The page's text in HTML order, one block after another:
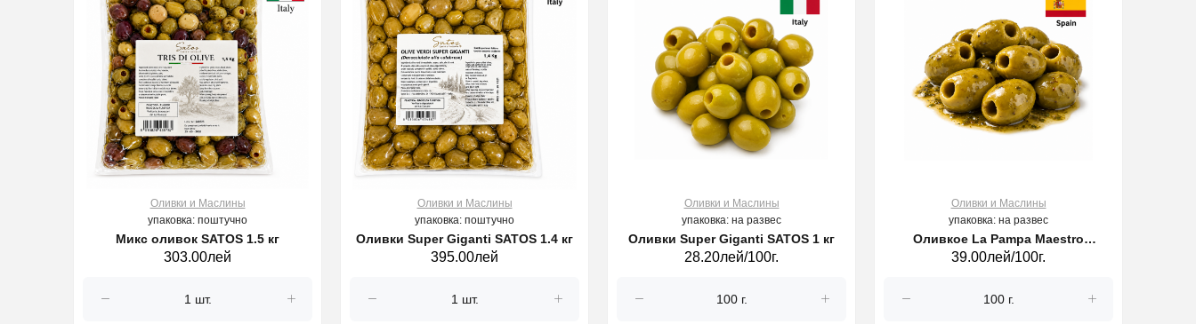
Оливки и Маслины
упаковка: поштучно
Микс оливок SATOS 1.5 кг
303.00лей
Оливки и Маслины
упаковка: поштучно
Оливки Super Giganti SATOS 1.4 кг
395.00лей
Оливки и Маслины
упаковка: на развес
Оливки Super Giganti SATOS 1 кг
28.20лей/100г.
Оливки и Маслины
упаковка: на развес
Оливкое La Pampa Maestro
Aceituneros
39.00лей/100г.